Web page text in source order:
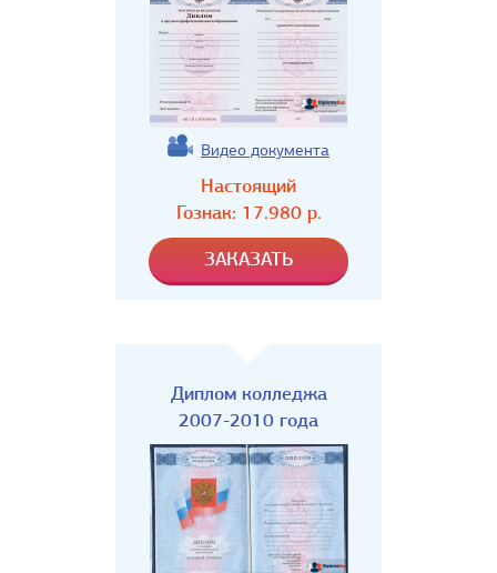
Видео документа
Настоящий
Гознак: 17.980р.
Диплом колледжа
2007-2010 года